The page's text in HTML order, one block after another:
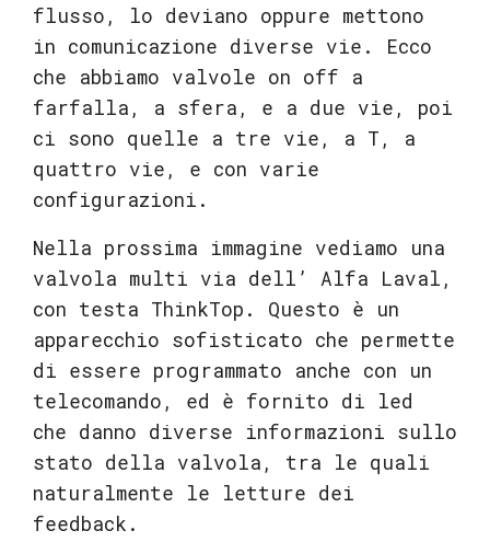
flusso, lo deviano oppure mettono
in comunicazione diverse vie. Ecco
che abbiamo valvole on off a
farfalla, a sfera, e a due vie, poi
ci sono quelle a tre vie, a T, a
quattro vie, e con varie
configurazioni.
Nella prossima immagine vediamo una
valvola multi via dell’ Alfa Laval,
con testa ThinkTop. Questo è un
apparecchio sofisticato che permette
di essere programmato anche con un
telecomando, ed è fornito di led
che danno diverse informazioni sullo
stato della valvola, tra le quali
naturalmente le letture dei
feedback.